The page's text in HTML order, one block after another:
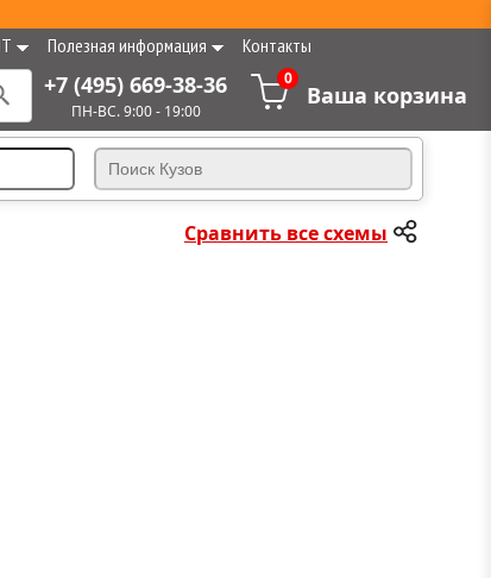
Полезная информация Контакты
+7 (495) 669-38-36
ПН-ВС. 9:00 - 19:00
0
Ваша корзина
Сравнить все схемы